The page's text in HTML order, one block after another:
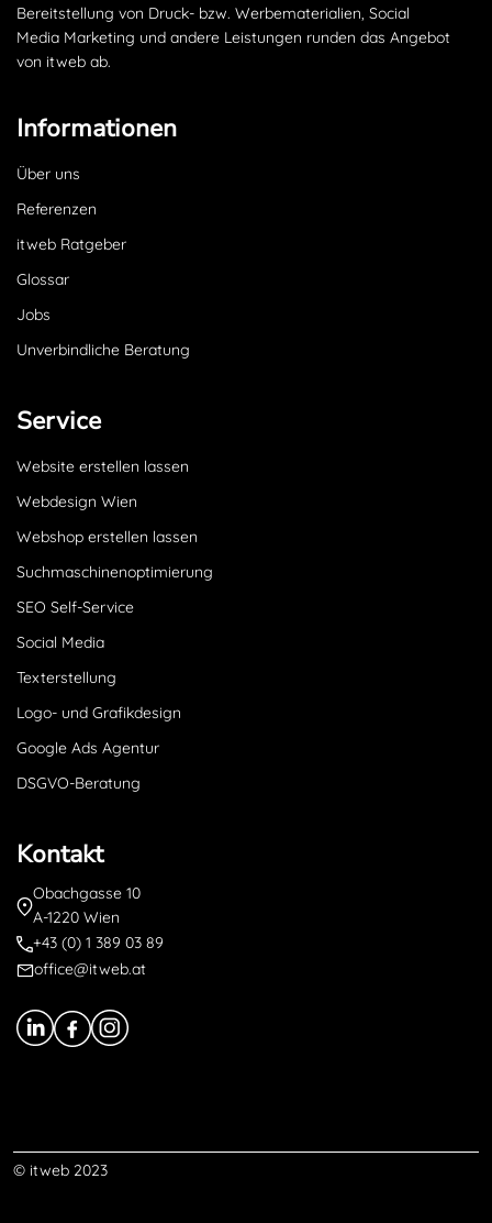
Bereitstellung von Druck- bzw. Werbematerialien, Social
Media Marketing und andere Leistungen runden das Angebot
von itweb ab.
Informationen
Über uns
Referenzen
itweb Ratgeber
Glossar
Jobs
Unverbindliche Beratung
Service
Website erstellen lassen
Webdesign Wien
Webshop erstellen lassen
Suchmaschinenoptimierung
SEO Self-Service
Social Media
Texterstellung
Logo- und Grafikdesign
Google Ads Agentur
DSGVO-Beratung
Kontakt
Obachgasse 10
A-1220 Wien
+43 (0) 1 389 03 89
office@itweb.at
© itweb 2023